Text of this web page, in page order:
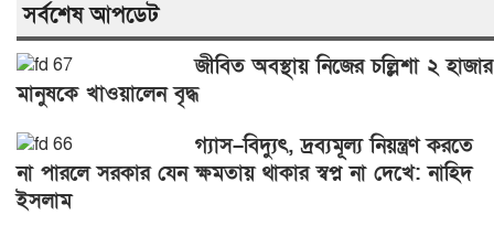
সর্বশেষ আপডেট
জীবিত অবস্থায় নিজের চল্লিশা ২ হাজার
মানুষকে খাওয়ালেন বৃদ্ধ
গ্যাস–বিদ্যুৎ, দ্রব্যমূল্য নিয়ন্ত্রণ করতে
না পারলে সরকার যেন ক্ষমতায় থাকার স্বপ্ন না দেখে: নাহিদ
ইসলাম